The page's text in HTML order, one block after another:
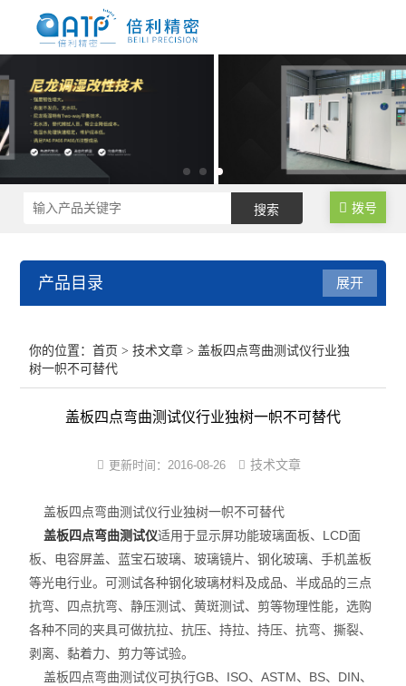
拨号
产品目录
尼龙塑料调湿设备
尼龙塑件强制吸水装置
尼龙制品调湿机
PA6/66蒸煮增湿设备
尼龙镶件快速吸湿机
小型尼龙PA调湿机
新型尼龙吸湿增韧设备
展开
你的位置：首页 >技术文章 > 盖板四点弯曲测试仪行业独
树一帜不可替代
盖板四点弯曲测试仪行业独树一帜不可替代
更新时间： 2016-08-26 技术文章
盖板四点弯曲测试仪行业独树一帜不可替代
盖板四点弯曲测试仪适用于显示屏功能玻璃面板、LCD面
板、电容屏盖、蓝宝石玻璃、玻璃镜片、钢化玻璃、手机盖板
等光电行业。可测试各种钢化玻璃材料及成品、半成品的三点
抗弯、四点抗弯、静压测试、黄斑测试、剪等物理性能，选购
各种不同的夹具可做抗拉、抗压、持拉、持压、抗弯、撕裂、
剥离、黏着力、剪力等试验。
盖板四点弯曲测试仪可执行GB、ISO、ASTM、BS、DIN、